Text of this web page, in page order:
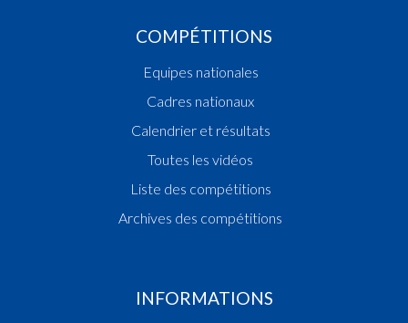
COMPÉTITIONS
Equipes nationales
Cadres nationaux
Calendrier et résultats
Toutes les vidéos
Liste des compétitions
Archives des compétitions
INFORMATIONS